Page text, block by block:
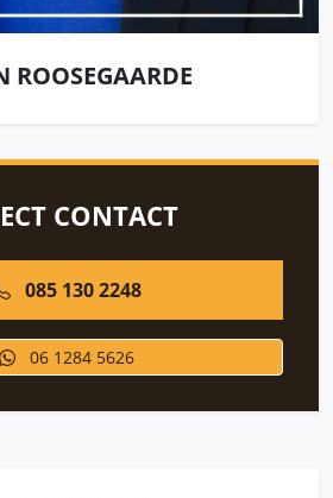
ROOSEGAARDE
CONTACT
085 130 2248
06 1284 5626